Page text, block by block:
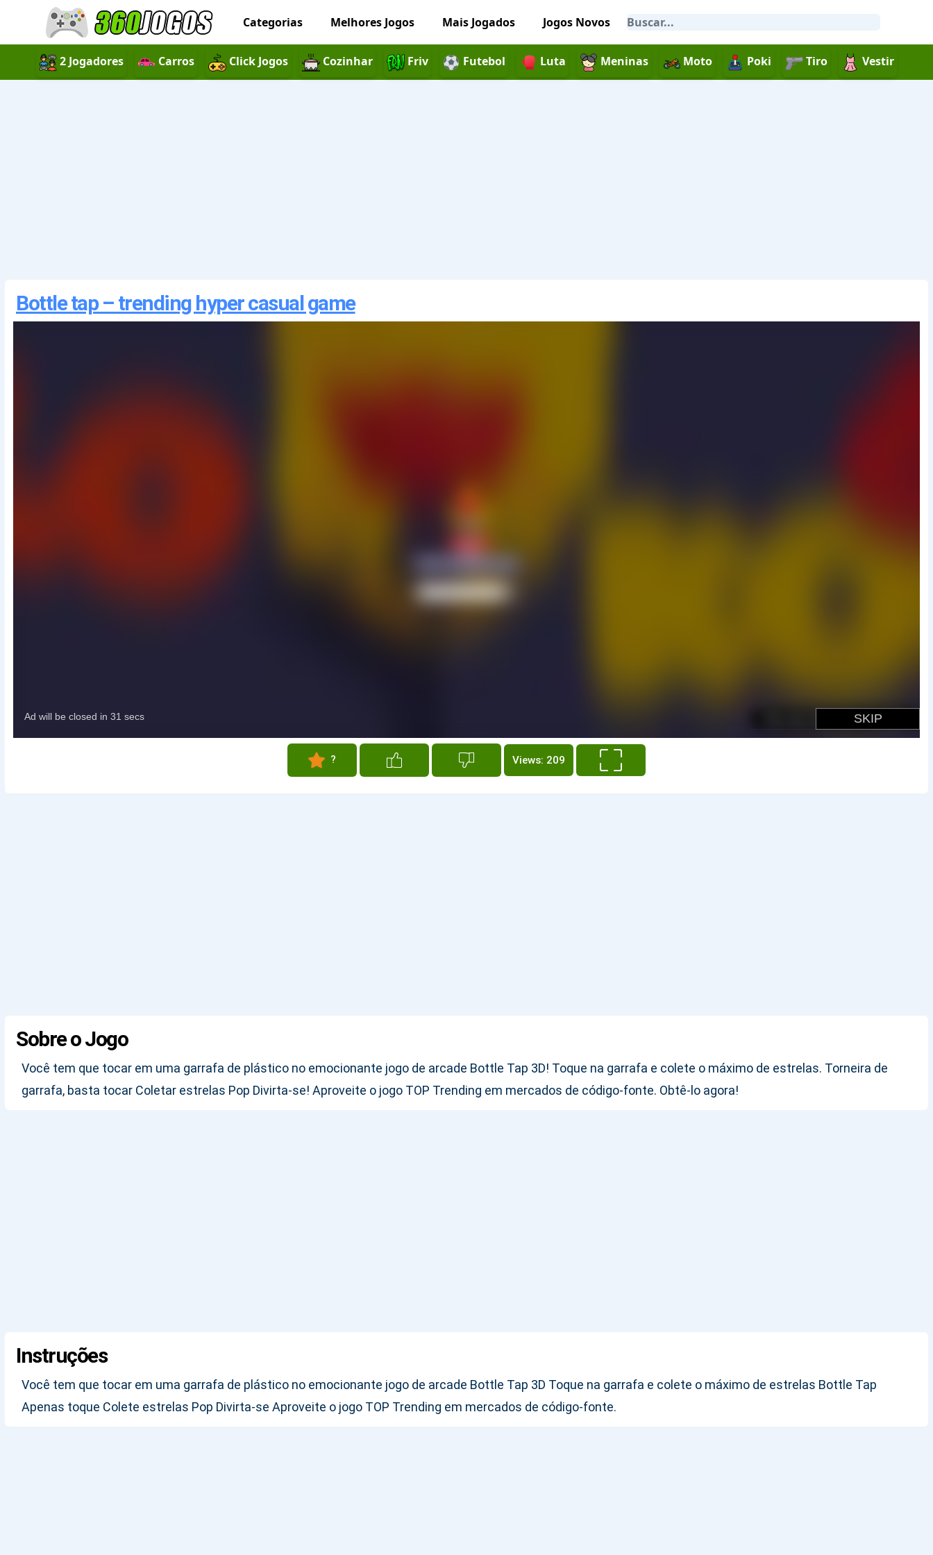
Categorias Melhores Jogos Mais Jogados Jogos Novos
2 Jogadores Carros Click Jogos Cozinhar Friv Futebol Luta Meninas Moto Poki Tiro Vestir
Bottle tap – trending hyper casual game
? Views: 209
Sobre o Jogo
Você tem que tocar em uma garrafa de plástico no emocionante jogo de arcade Bottle Tap 3D! Toque na garrafa e colete o máximo de estrelas. Torneira de
garrafa, basta tocar Coletar estrelas Pop Divirta-se! Aproveite o jogo TOP Trending em mercados de código-fonte. Obtê-lo agora!
Instruções
Você tem que tocar em uma garrafa de plástico no emocionante jogo de arcade Bottle Tap 3D Toque na garrafa e colete o máximo de estrelas Bottle Tap
Apenas toque Colete estrelas Pop Divirta-se Aproveite o jogo TOP Trending em mercados de código-fonte.